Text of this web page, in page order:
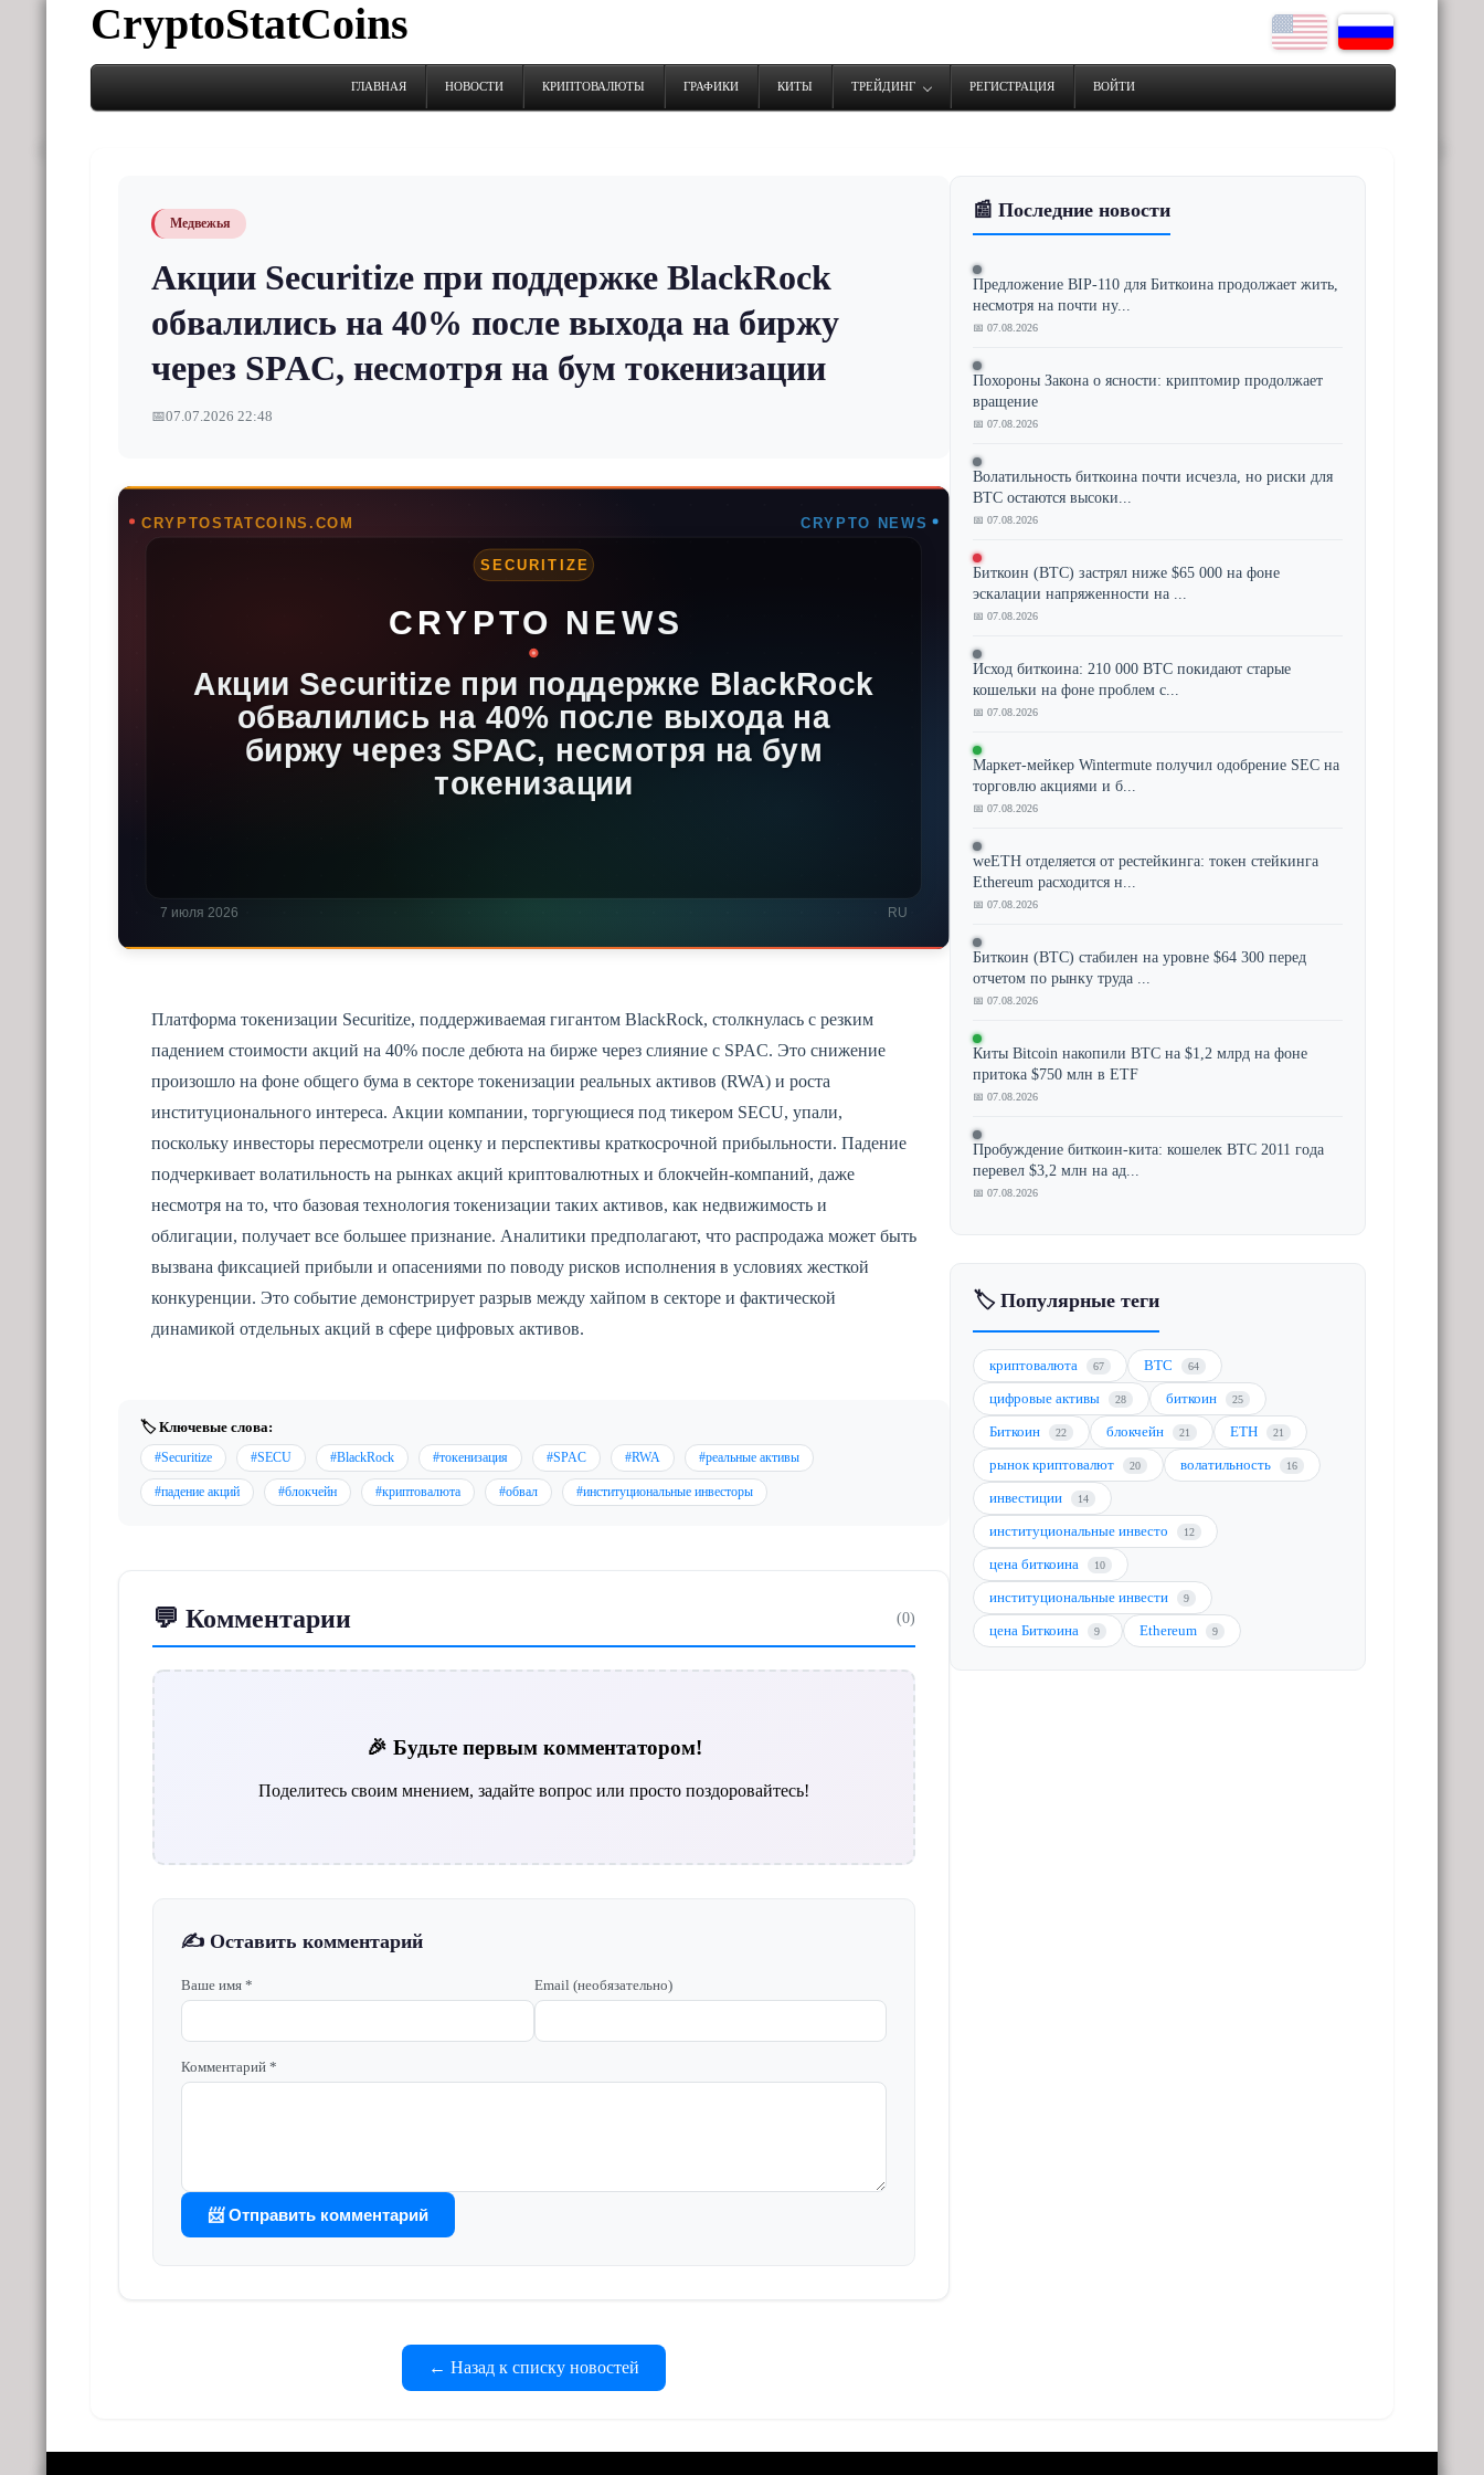
CryptoStatCoins
ГЛАВНАЯ НОВОСТИ КРИПТОВАЛЮТЫ ГРАФИКИ КИТЫ ТРЕЙДИНГ РЕГИСТРАЦИЯ ВОЙТИ
Медвежья
Акции Securitize при поддержке BlackRock
обвалились на 40% после выхода на биржу
через SPAC, несмотря на бум токенизации
📅07.07.2026 22:48
Платформа токенизации Securitize, поддерживаемая гигантом BlackRock, столкнулась с резким
падением стоимости акций на 40% после дебюта на бирже через слияние с SPAC. Это снижение
произошло на фоне общего бума в секторе токенизации реальных активов (RWA) и роста
институционального интереса. Акции компании, торгующиеся под тикером SECU, упали,
поскольку инвесторы пересмотрели оценку и перспективы краткосрочной прибыльности. Падение
подчеркивает волатильность на рынках акций криптовалютных и блокчейн-компаний, даже
несмотря на то, что базовая технология токенизации таких активов, как недвижимость и
облигации, получает все большее признание. Аналитики предполагают, что распродажа может быть
вызвана фиксацией прибыли и опасениями по поводу рисков исполнения в условиях жесткой
конкуренции. Это событие демонстрирует разрыв между хайпом в секторе и фактической
динамикой отдельных акций в сфере цифровых активов.
🏷️ Ключевые слова:
#Securitize #SECU #BlackRock #токенизация #SPAC #RWA #реальные активы
#падение акций #блокчейн #криптовалюта #обвал #институциональные инвесторы
💬 Комментарии (0)
🎉 Будьте первым комментатором!
Поделитесь своим мнением, задайте вопрос или просто поздоровайтесь!
✍️ Оставить комментарий
Ваше имя * Email (необязательно)
Комментарий *
📨 Отправить комментарий
← Назад к списку новостей
📰 Последние новости
Предложение BIP-110 для Биткоина продолжает жить,
несмотря на почти ну...
📅 07.08.2026
Похороны Закона о ясности: криптомир продолжает
вращение
📅 07.08.2026
Волатильность биткоина почти исчезла, но риски для
BTC остаются высоки...
📅 07.08.2026
Биткоин (BTC) застрял ниже $65 000 на фоне
эскалации напряженности на ...
📅 07.08.2026
Исход биткоина: 210 000 BTC покидают старые
кошельки на фоне проблем с...
📅 07.08.2026
Маркет-мейкер Wintermute получил одобрение SEC на
торговлю акциями и б...
📅 07.08.2026
weETH отделяется от рестейкинга: токен стейкинга
Ethereum расходится н...
📅 07.08.2026
Биткоин (BTC) стабилен на уровне $64 300 перед
отчетом по рынку труда ...
📅 07.08.2026
Киты Bitcoin накопили BTC на $1,2 млрд на фоне
притока $750 млн в ETF
📅 07.08.2026
Пробуждение биткоин-кита: кошелек BTC 2011 года
перевел $3,2 млн на ад...
📅 07.08.2026
🏷️ Популярные теги
криптовалюта 67 BTC 64
цифровые активы 28 биткоин 25
Биткоин 22 блокчейн 21 ETH 21
рынок криптовалют 20 волатильность 16
инвестиции 14
институциональные инвесто 12
цена биткоина 10
институциональные инвести 9
цена Биткоина 9 Ethereum 9